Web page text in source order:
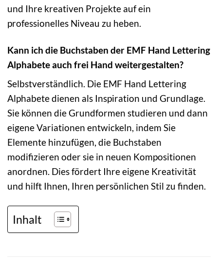
und Ihre kreativen Projekte auf ein
professionelles Niveau zu heben.
Kann ich die Buchstaben der EMF Hand Lettering
Alphabete auch frei Hand weitergestalten?
Selbstverständlich. Die EMF Hand Lettering
Alphabete dienen als Inspiration und Grundlage.
Sie können die Grundformen studieren und dann
eigene Variationen entwickeln, indem Sie
Elemente hinzufügen, die Buchstaben
modifizieren oder sie in neuen Kompositionen
anordnen. Dies fördert Ihre eigene Kreativität
und hilft Ihnen, Ihren persönlichen Stil zu finden.
Inhalt